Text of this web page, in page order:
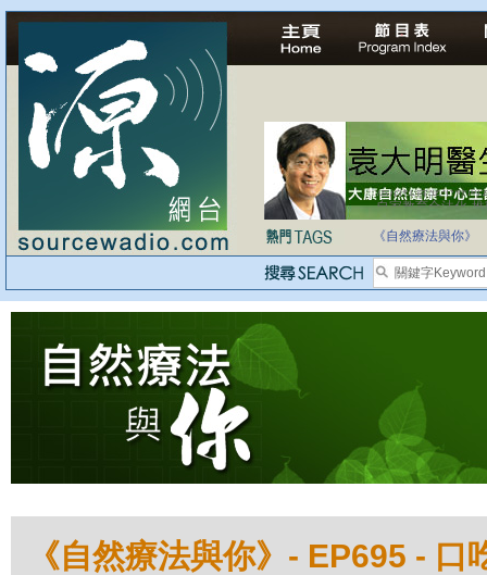
自家教育合法化-
《自然療法與你》
《自然療法與你》- EP695 - 口